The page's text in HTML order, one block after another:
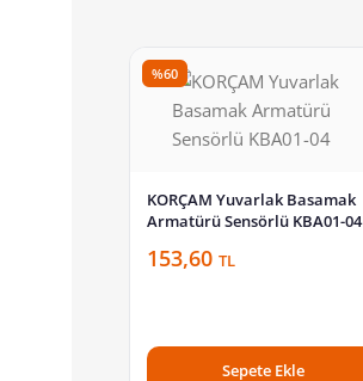
%60
KORÇAM Yuvarlak Basamak
Armatürü Sensörlü KBA01-04
153,60 TL
Sepete Ekle